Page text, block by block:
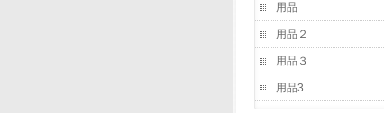
用品
用品２
用品３
用品3